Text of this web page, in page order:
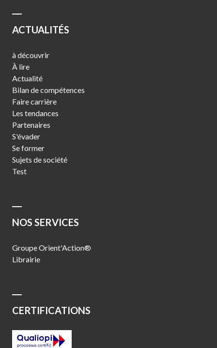
ACTUALITÉS
à découvrir
À lire
Actualité
Bilan de compétences
Faire carrière
Les tendances
Partenaires
S'évader
Se former
Sujets de société
Test
NOS SERVICES
Groupe Orient'Action®
Librairie
CERTIFICATIONS